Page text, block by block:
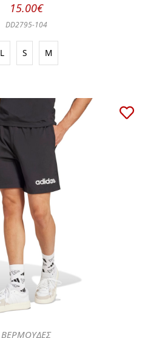
15.00€
DD2795-104
L S M
ΒΕΡΜΟΥΔΕΣ